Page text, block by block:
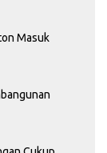
Masuk